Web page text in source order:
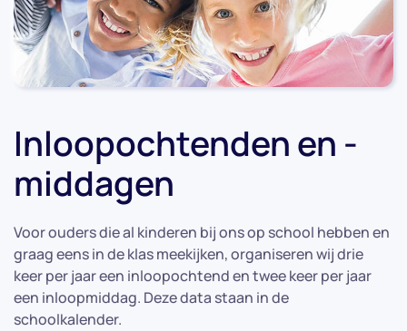
Inloopochtenden en -
middagen
Voor ouders die al kinderen bij ons op school hebben en
graag eens in de klas meekijken, organiseren wij drie
keer per jaar een inloopochtend en twee keer per jaar
een inloopmiddag. Deze data staan in de
schoolkalender.